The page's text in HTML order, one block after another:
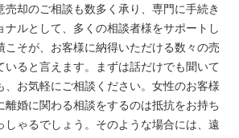
却のご相談も数多く承り、専門に手続き
ナルとして、多くの相談者様をサポートし
こそが、お客様に納得いただける数々の売
ると言えます。まずは話だけでも聞いて
お気軽にご相談ください。女性のお客様
婚に関わる相談をするのは抵抗をお持ち
しゃるでしょう。そのような場合には、遠